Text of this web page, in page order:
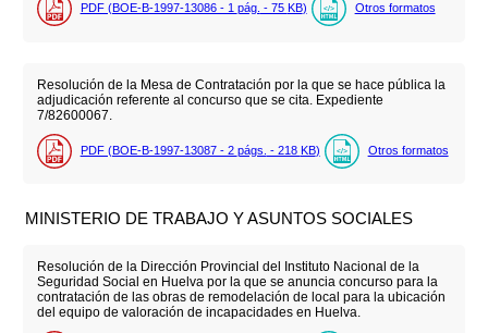
PDF (BOE-B-1997-13086 - 1 pág. - 75 KB) Otros formatos
Resolución de la Mesa de Contratación por la que se hace pública la
adjudicación referente al concurso que se cita. Expediente
7/82600067.
PDF (BOE-B-1997-13087 - 2 págs. - 218 KB) Otros formatos
MINISTERIO DE TRABAJO Y ASUNTOS SOCIALES
Resolución de la Dirección Provincial del Instituto Nacional de la
Seguridad Social en Huelva por la que se anuncia concurso para la
contratación de las obras de remodelación de local para la ubicación
del equipo de valoración de incapacidades en Huelva.